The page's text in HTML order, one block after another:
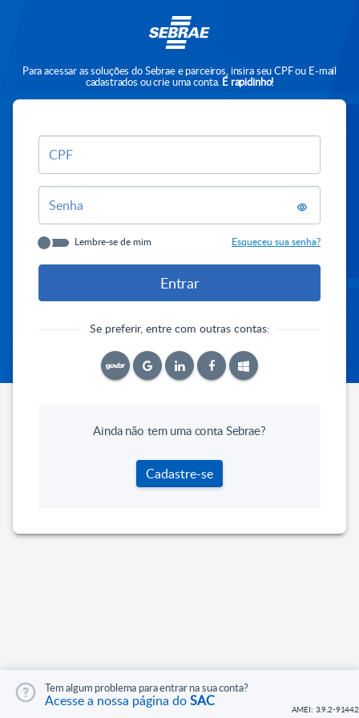
Para acessar as soluções do Sebrae e parceiros, insira seu CPF ou E-mail
cadastrados ou crie uma conta. É rapidinho!
CPF
Senha
Lembre-se de mim Esqueceu sua senha?
Se preferir, entre com outras contas:
Tem algum problema para entrar na sua conta?
Acesse a nossa página doSAC
Ainda não tem uma conta Sebrae?
Cadastre-se
AMEI: 3.9.2-91442